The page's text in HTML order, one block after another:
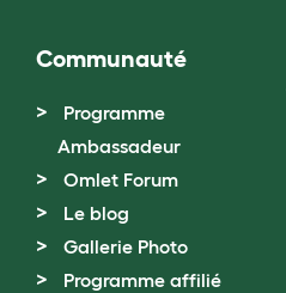
Communauté
Programme
Ambassadeur
Omlet Forum
Le blog
Gallerie Photo
Programme affilié